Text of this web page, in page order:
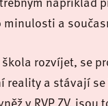
minulosti a
rozvíjet, se
reality a stávají
v RVP ZV,